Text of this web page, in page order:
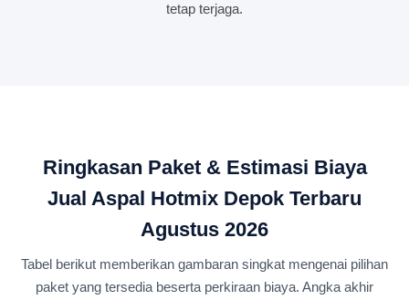
tetap terjaga.
Ringkasan Paket & Estimasi Biaya
Jual Aspal Hotmix Depok Terbaru
Agustus 2026
Tabel berikut memberikan gambaran singkat mengenai pilihan
paket yang tersedia beserta perkiraan biaya. Angka akhir